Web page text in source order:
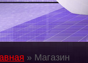
» Магазин